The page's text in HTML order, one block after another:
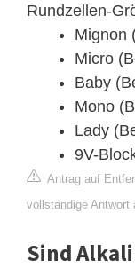
Rundzellen-
Mignon
Micro
Baby
Mono
Lady
9V-
Antrag auf
vollständige Antwort
Sind